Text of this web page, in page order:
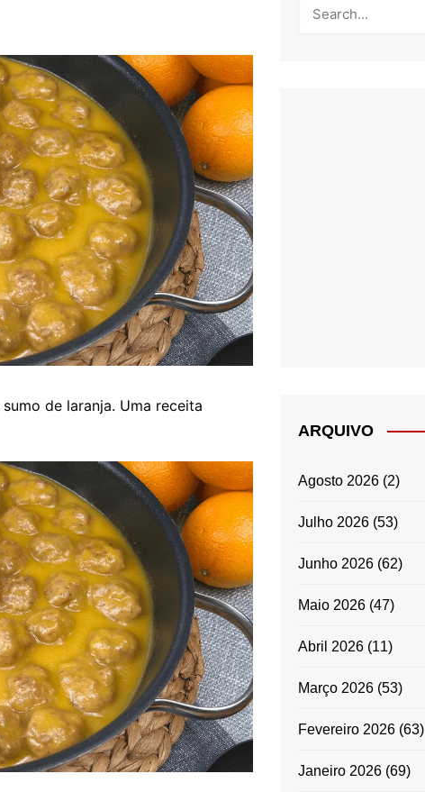
SALADAS
MOLHOS E TEMPEROS
MIGAS E AÇORDAS
PETISCOS
QUICHES
de laranja. Uma receita
ARQUIVO
Agosto 2026(2)
Julho 2026(53)
Junho 2026(62)
Maio 2026(47)
Abril 2026(11)
Março 2026(53)
Fevereiro 2026(63)
Janeiro 2026(69)